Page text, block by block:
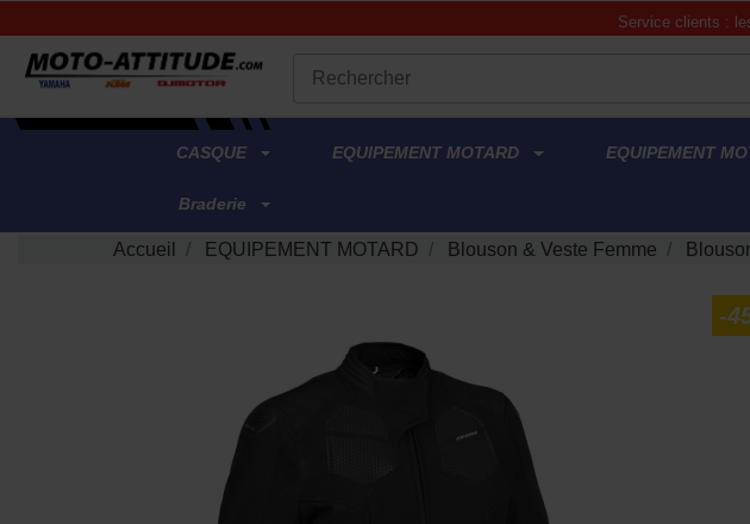
Service clients :
.
CASQUE EQUIPEMENT MOTARD EQUIPEMENT
Braderie
Accueil EQUIPEMENT MOTARD Blouson & Veste Femme
-